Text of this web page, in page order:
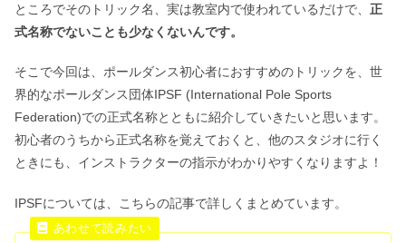
ところでそのトリック名、実は教室内で使われているだけで、 正
式名称でないことも少なくないんです。
そこで今回は、ポールダンス初心者におすすめのトリックを、世
界的なポールダンス団体IPSF (International Pole Sports
Federation)での正式名称とともに紹介していきたいと思います。
初心者のうちから正式名称を覚えておくと、他のスタジオに行く
ときにも、インストラクターの指示がわかりやすくなりますよ！
IPSFについては、こちらの記事で詳しくまとめています。